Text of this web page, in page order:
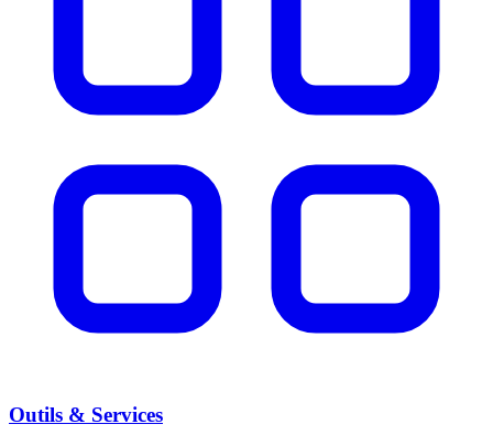
Outils & Services